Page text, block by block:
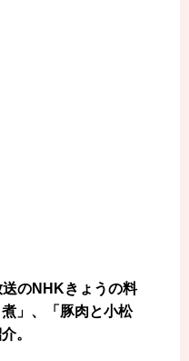
のNHKきょうの料
」、「豚肉と小松
。